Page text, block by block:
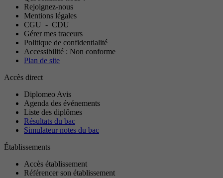
Rejoignez-nous
Mentions légales
CGU - CDU
Gérer mes traceurs
Politique de confidentialité
Accessibilité : Non conforme
Plan de site
Accès direct
Diplomeo Avis
Agenda des événements
Liste des diplômes
Résultats du bac
Simulateur notes du bac
Établissements
Accès établissement
Référencer son établissement